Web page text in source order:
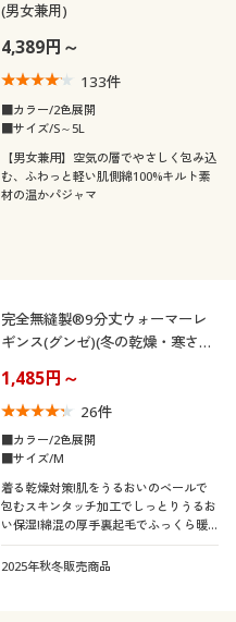
(男女兼用)
4,389円～
133件
■カラー/2色展開
■サイズ/S～5L
【男女兼用】空気の層でやさしく包み込
む、ふわっと軽い肌側綿100%キルト素
材の温かパジャマ
完全無縫製®9分丈ウォーマーレ
ギンス(グンゼ)(冬の乾燥・寒さ対
1,485円～
26件
■カラー/2色展開
■サイズ/M
着る乾燥対策!肌をうるおいのベールで
包むスキンタッチ加工でしっとりうるお
い保湿!綿混の厚手裏起毛でふっくら暖
か&縫い目なしの接着仕様で肌への刺激
軽減&切りっぱなしでアウターにひびき
2025年秋冬販売商品